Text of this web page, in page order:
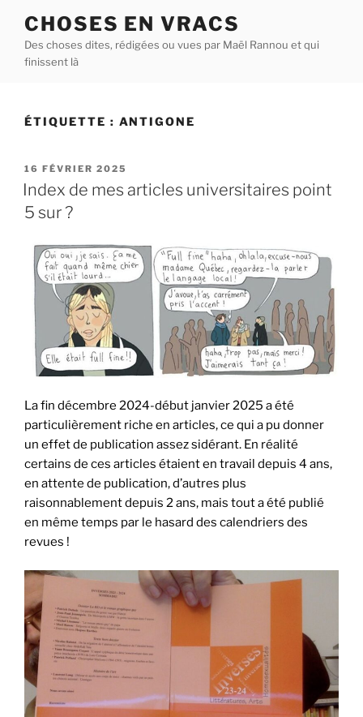
contenu
principal
CHOSES EN VRACS
Des choses dites, rédigées ou vues par Maël Rannou et qui
finissent là
ÉTIQUETTE : ANTIGONE
PUBLIÉ
LE
16 FÉVRIER 2025
Index de mes articles universitaires point
5 sur ?
La fin décembre 2024-début janvier 2025 a été
particulièrement riche en articles, ce qui a pu donner
un effet de publication assez sidérant. En réalité
certains de ces articles étaient en travail depuis 4 ans,
en attente de publication, d’autres plus
raisonnablement depuis 2 ans, mais tout a été publié
en même temps par le hasard des calendriers des
revues !